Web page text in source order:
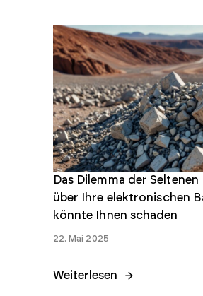
Das Dilemma der
über Ihre elektronischen
könnte Ihnen schaden
22. Mai 2025
Weiterlesen